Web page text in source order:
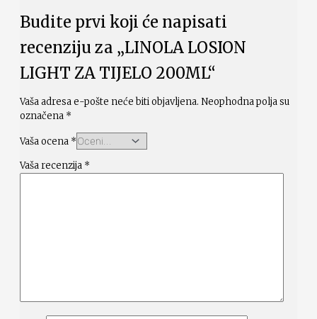
Budite prvi koji će napisati
recenziju za „LINOLA LOSION
LIGHT ZA TIJELO 200ML“
Vaša adresa e-pošte neće biti objavljena. Neophodna polja su
označena *
Vaša ocena *
Vaša recenzija *